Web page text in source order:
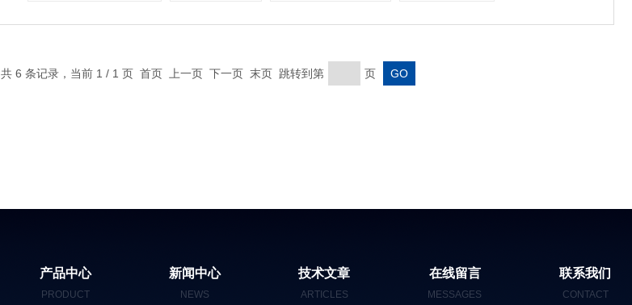
共 6 条记录，当前 1 / 1 页 首页 上一页 下一页 末页 跳转到第 页
产品中心
PRODUCT
新闻中心
NEWS
技术文章
ARTICLES
在线留言
MESSAGES
联系我们
CONTACT